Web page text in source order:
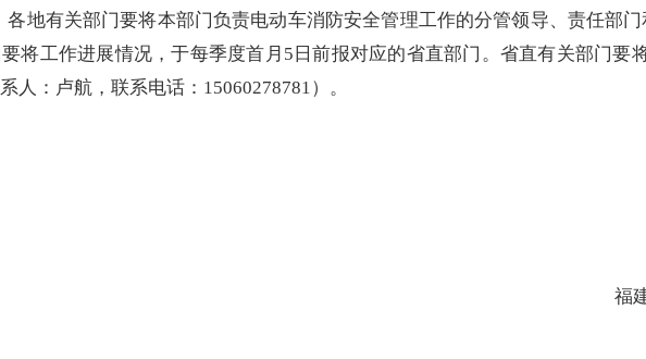
各地有关部门要将本部门负责电动车消防安全管理工作的分管领导、责任部
将工作进展情况，于每季度首月 5 日前报对应的省直部门。省直有关部门要
人：卢航，联系电话： 15060278781）。
福